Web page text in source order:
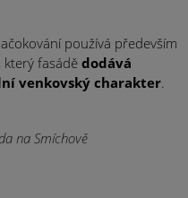
používá především
který fasádě dodává
venkovský charakter.